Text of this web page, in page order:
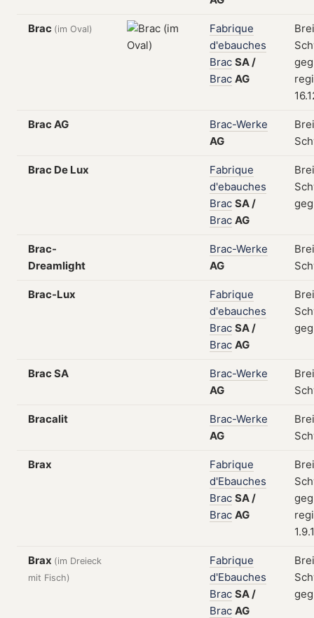
Brac (im Oval)
Fabrique
d'ebauches
Brac SA/
Brac AG
Brac AG
Brac-Werke
AG
Brac De Lux
Fabrique
d'ebauches
Brac SA/
Brac AG
Brac-
Dreamlight
Brac-Werke
AG
Brac-Lux
Fabrique
d'ebauches
Brac SA/
Brac AG
Brac SA
Brac-Werke
AG
Bracalit
Brac-Werke
AG
Brax
Fabrique
d'Ebauches
Brac SA/
Brac AG
Brax (im Dreieck
mit Fisch)
Fabrique
d'Ebauches
Brac SA/
Brac AG